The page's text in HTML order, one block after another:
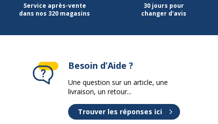
Service après-vente
dans nos 320 magasins
30 jours pour
changer d'avis
Besoin d’Aide ?
Une question sur un article, une
livraison, un retour...
Trouver les réponses ici